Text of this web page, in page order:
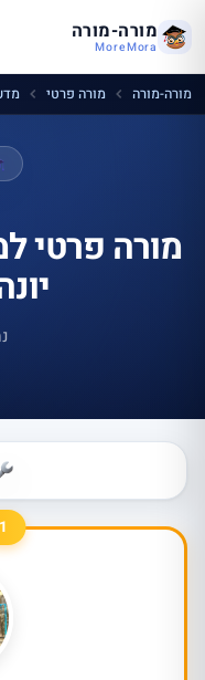
מורה-מורה
MoreMora
מורה-מורה מורה פרטי
מורה פרטי
#1